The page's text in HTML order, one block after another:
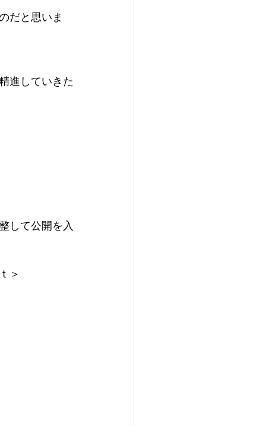
だと思いま
進していきた
して公開を入
＞